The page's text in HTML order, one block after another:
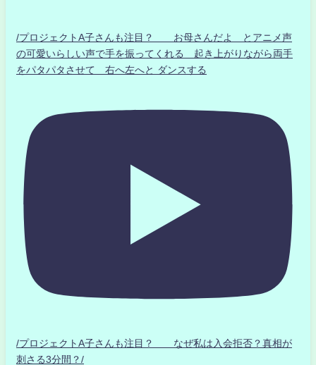
/プロジェクトA子さんも注目？ お母さんだよ とアニメ声
の可愛いらしい声で手を振ってくれる 起き上がりながら両手
をパタパタさせて 右へ左へと ダンスする
/プロジェクトA子さんも注目？ なぜ私は入会拒否？真相が
刺さる3分間？/